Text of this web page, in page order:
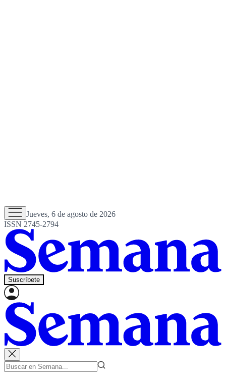
Jueves, 6 de agosto de 2026
ISSN 2745-2794
Suscríbete